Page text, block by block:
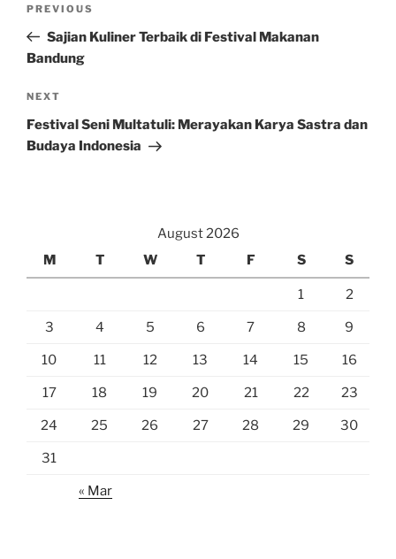
Previous
Post
PREVIOUS
Sajian Kuliner Terbaik di Festival Makanan
Bandung
Next
Post
NEXT
Festival Seni Multatuli: Merayakan Karya Sastra dan
Budaya Indonesia
August 2026
M
T W T F S S
1 2
3 4 5 6 7 8 9
10 11 12 13 14 15 16
17 18 19 20 21 22 23
24 25 26 27 28 29 30
31
« Mar